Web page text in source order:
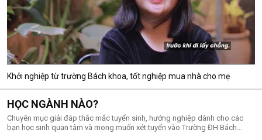
Khởi nghiệp từ trường Bách khoa, tốt nghiệp mua nhà cho mẹ
HỌC NGÀNH NÀO?
Chuyên mục giải đáp thắc mắc tuyển sinh, hướng nghiệp dành cho các
bạn học sinh quan tâm và mong muốn xét tuyển vào Trường ĐH Bách